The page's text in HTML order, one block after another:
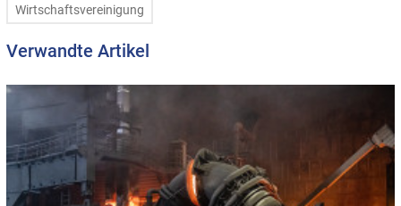
Wirtschaftsvereinigung
Verwandte Artikel